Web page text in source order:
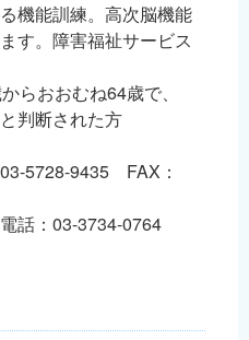
機能訓練。高次脳機能
す。障害福祉サービス
らおおむね64歳で、
判断された方
5728-9435 FAX：
話：03-3734-0764